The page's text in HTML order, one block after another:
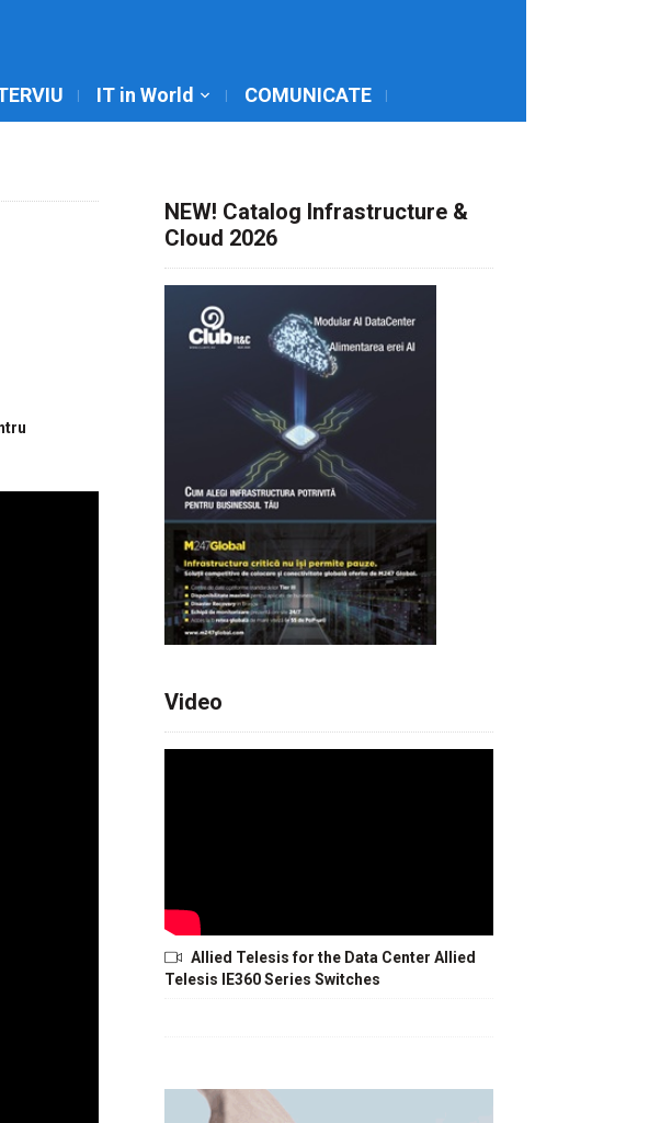
IT in World COMUNICATE
NEW! Catalog Infrastructure &
Cloud 2026
Video
Allied Telesis for the Data Center Allied
Telesis IE360 Series Switches